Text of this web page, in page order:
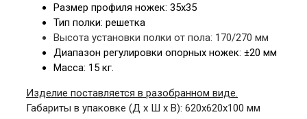
Размер профиля ножек: 35х35
Тип полки: решетка
Высота установки полки от пола: 170/270 мм
Диапазон регулировки опорных ножек: ±20 мм
Масса: 15 кг.
Изделие поставляется в разобранном виде.
Габариты в упаковке (Д х Ш х В): 620х620х100 мм